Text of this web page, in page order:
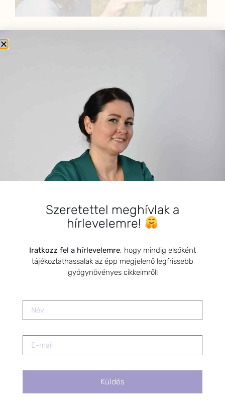
BEMUTATKOZÁS
alkalmazásának oktatása, a gyermekek, a nők és a
férfiak egészségének megőrzése és helyreállítása.
HÍRLEVÉL
HÍRLEVÉL FELIRATKOZÁS
az alábbi nyilatkozatot:
Hozzájárulok, hogy az
hírleveleket küldjön nekem.
A hírlevélről bármikor
linkre kattintva.
Szeretettel meghívlak a
hírlevelemre!
Iratkozz fel a hírlevelemre, hogy mindig elsőként
tájékoztathassalak az épp megjelenő legfrissebb
gyógynövényes cikkeimről!
Küldés